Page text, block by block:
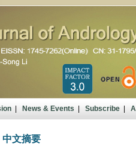
| News & Events| Subscribe|
中文摘要